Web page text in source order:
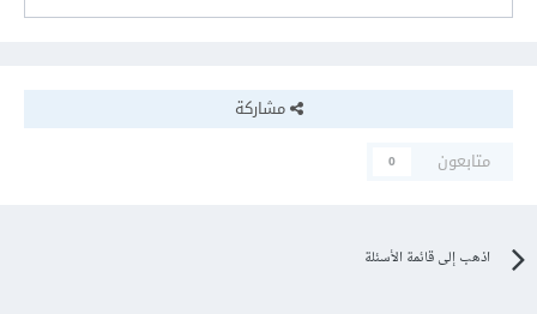
مشاركة
متابعون
0
اذهب إلى قائمة الأسئلة